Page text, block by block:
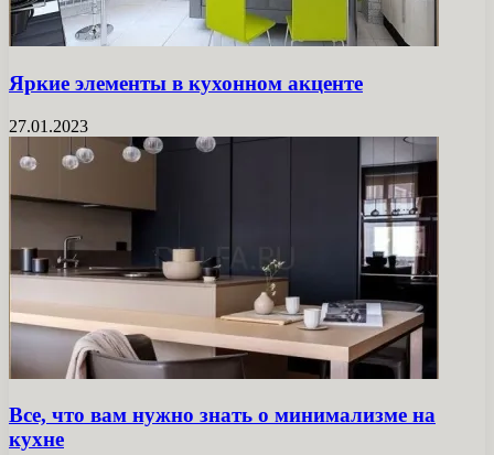
Яркие элементы в кухонном акценте
27.01.2023
Все, что вам нужно знать о минимализме на
кухне